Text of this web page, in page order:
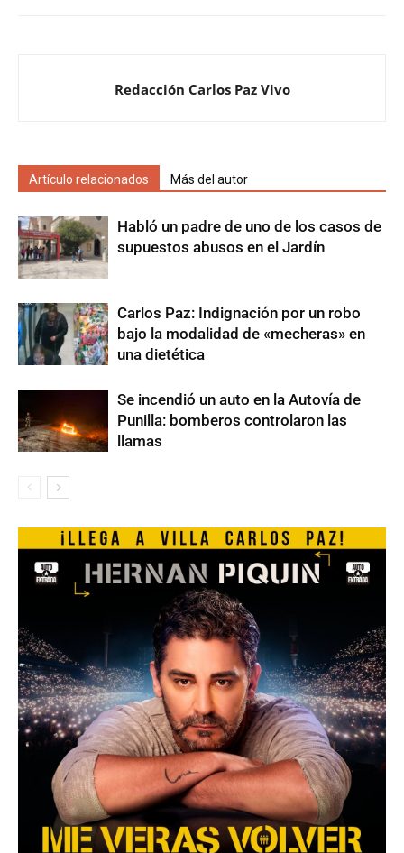
Redacción Carlos Paz Vivo
Artículo relacionados Más del autor
Habló un padre de uno de los casos de
supuestos abusos en el Jardín
Carlos Paz: Indignación por un robo
bajo la modalidad de «mecheras» en
una dietética
Se incendió un auto en la Autovía de
Punilla: bomberos controlaron las
llamas